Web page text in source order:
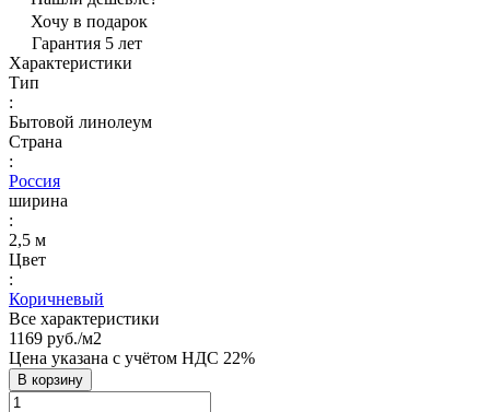
Хочу в подарок
Гарантия 5 лет
Характеристики
Тип
:
Бытовой линолеум
Страна
:
Россия
ширина
:
2,5 м
Цвет
:
Коричневый
Все характеристики
1169 руб./м2
Цена указана с учётом НДС 22%
В корзину